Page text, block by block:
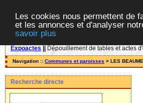
Les cookies nous permettent de
et les annonces et d'analyser
savoir plus
Expoactes Dépouillement de tables et actes
Navigation :: Communes et paroisses > LES
Recherche directe